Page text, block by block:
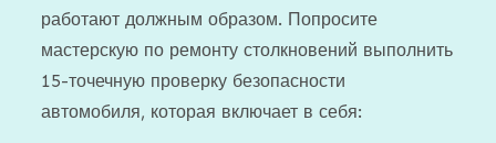
работают должным образом. Попросите
мастерскую по ремонту столкновений выполнить
15-точечную проверку безопасности
автомобиля, которая включает в себя: